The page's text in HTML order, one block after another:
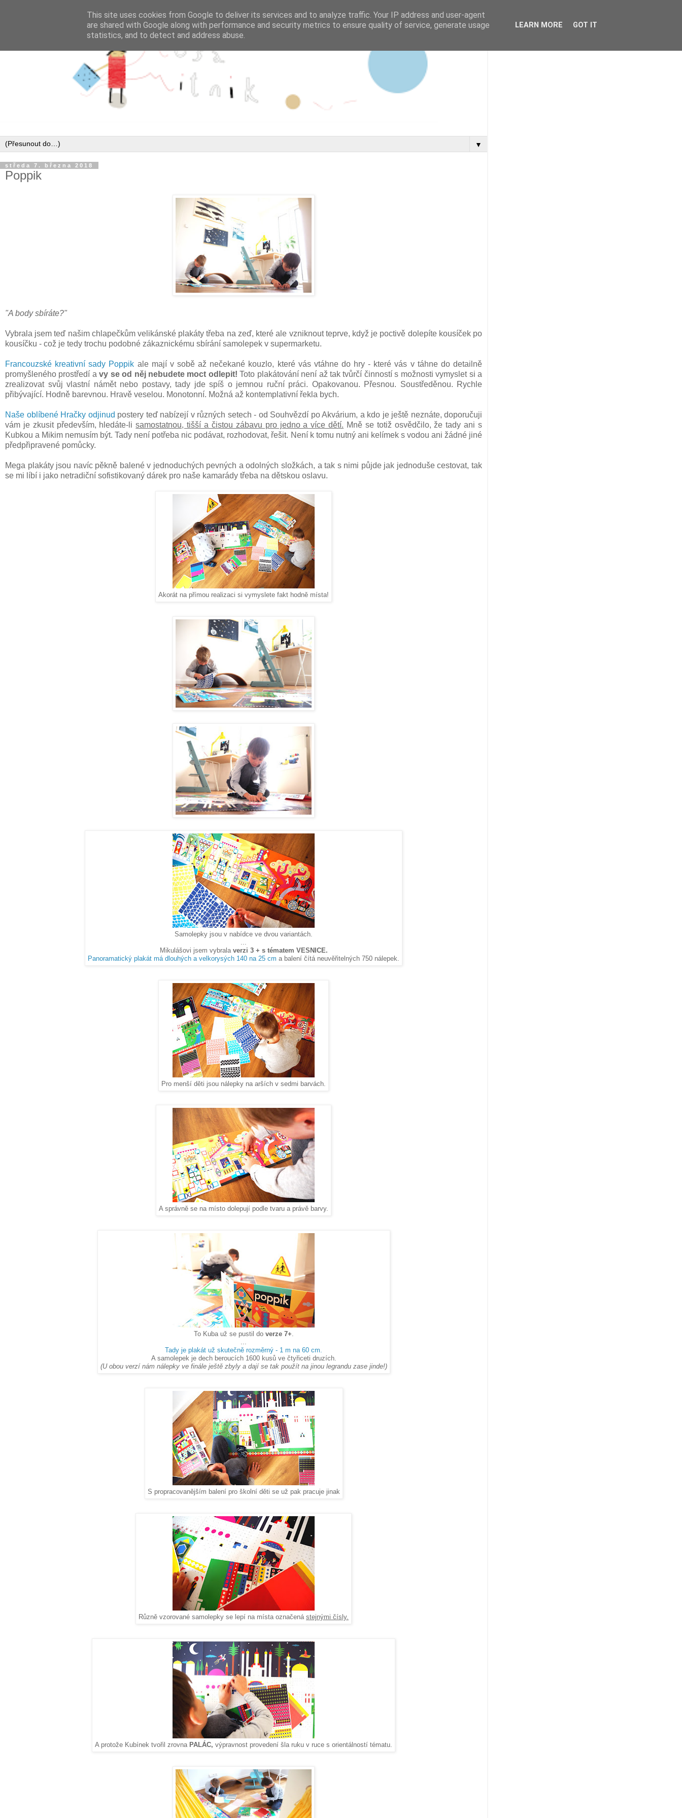
▼
středa 7. března 2018
Poppik
"A body sbíráte?"
Vybrala jsem teď našim chlapečkům velikánské plakáty třeba na zeď, které ale vzniknout teprve, když je poctivě dolepíte kousíček po
kousíčku - což je tedy trochu podobné zákaznickému sbírání samolepek v supermarketu.
Francouzské kreativní sady Poppik ale mají v sobě až nečekané kouzlo, které vás vtáhne do hry - které vás v táhne do detailně
promyšleného prostředí avy se od něj nebudete moct odlepit!Toto plakátování není až tak tvůrčí činností s možnosti vymyslet si a
zrealizovat svůj vlastní námět nebo postavy, tady jde spíš o jemnou ruční práci. Opakovanou. Přesnou. Soustředěnou. Rychle
přibývající. Hodně barevnou. Hravě veselou. Monotonní. Možná až kontemplativní řekla bych.
Naše oblíbené Hračky odjinud postery teď nabízejí v různých setech - od Souhvězdí po Akvárium, a kdo je ještě neznáte, doporučuji
vám je zkusit především, hledáte-lisamostatnou, tišší a čistou zábavu pro jedno a více dětí. Mně se totiž osvědčilo, že tady ani s
Kubkou a Mikim nemusím být. Tady není potřeba nic podávat, rozhodovat, řešit. Není k tomu nutný ani kelímek s vodou ani žádné jiné
předpřipravené pomůcky.
Mega plakáty jsou navíc pěkně balené v jednoduchých pevných a odolných složkách, a tak s nimi půjde jak jednoduše cestovat, tak
se mi líbí i jako netradiční sofistikovaný dárek pro naše kamarády třeba na dětskou oslavu.
Akorát na přímou realizaci si vymyslete fakt hodně místa!
Samolepky jsou v nabídce ve dvou variantách.
Mikulášovi jsem vybralaverzi 3 + s tématem VESNICE.
Panoramatický plakát má dlouhých a velkorysých 140 na 25 cm a balení čítá neuvěřitelných 750 nálepek.
Pro menší děti jsou nálepky na arších v sedmi barvách.
A správně se na místo dolepují podle tvaru a právě barvy.
To Kuba už se pustil do verze 7+.
...
Tady je plakát už skutečně rozměrný - 1 m na 60 cm.
A samolepek je dech beroucích 1600 kusů ve čtyřiceti druzích.
(U obou verzí nám nálepky ve finále ještě zbyly a dají se tak použít na jinou legrandu zase jinde!)
S propracovanějším balení pro školní děti se už pak pracuje jinak
Různě vzorované samolepky se lepí na místa označená stejnými čísly.
A protože Kubínek tvořil zrovna PALÁC, výpravnost provedení šla ruku v ruce s orientálností tématu.
This site uses cookies from Google to deliver its services and to analyze traffic. Your IP address and user-agent
are shared with Google along with performance and security metrics to ensure quality of service, generate usage
statistics, and to detect and address abuse.
LEARN MORE GOT IT